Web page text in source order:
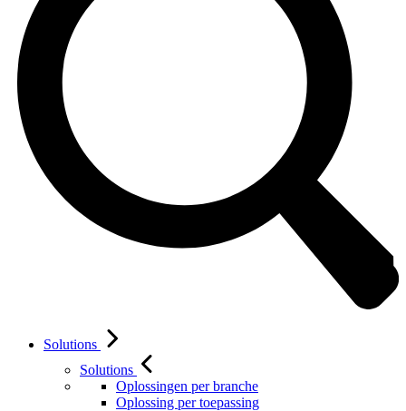
Solutions
Solutions
Oplossingen per branche
Oplossing per toepassing